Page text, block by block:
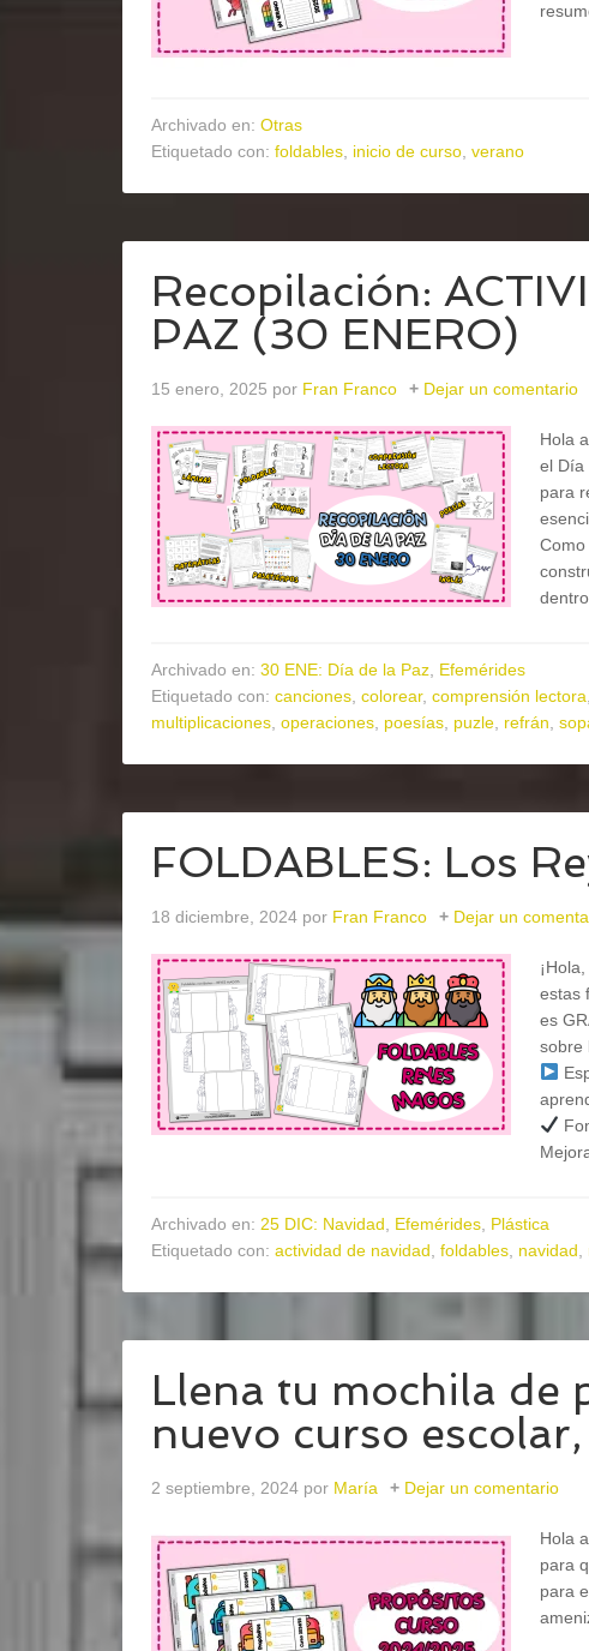
Archivado en: Otras
Etiquetado con: foldables inicio de curso verano
Recopilación:
PAZ (30 ENERO)
15 enero, 2025 por Fran Franco Dejar un comentario
Hola
el Día
para
Archivado en: 30 ENE: Día de la Paz Efemérides
Etiquetado con: canciones colorear, comprensión lectora
multiplicaciones operaciones poesías puzle refrán
FOLDABLES: Los
18 diciembre, 2024 por Fran Franco Dejar un
estas
es
sobre
Archivado en: 25 DIC: Navidad Efemérides Plástica
Etiquetado con: actividad de navidad foldables navidad
Llena tu mochila de
nuevo curso
2 septiembre, 2024 por María Dejar un comentario
Hola
para
para